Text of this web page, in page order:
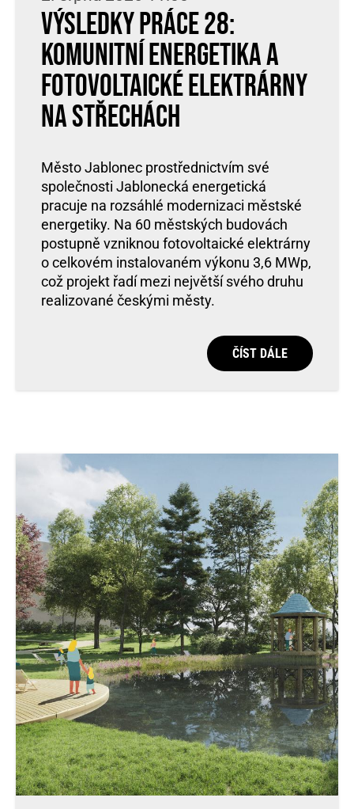
Výsledky práce 28:
komunitní energetika a
fotovoltaické elektrárny
na střechách
Město Jablonec prostřednictvím své
společnosti Jablonecká energetická
pracuje na rozsáhlé modernizaci městské
energetiky. Na 60 městských budovách
postupně vzniknou fotovoltaické elektrárny
o celkovém instalovaném výkonu 3,6 MWp,
což projekt řadí mezi největší svého druhu
realizované českými městy.
ČÍST DÁLE